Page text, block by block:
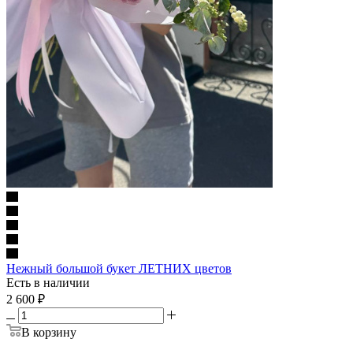
Нежный большой букет ЛЕТНИХ цветов
Есть в наличии
2 600 ₽
В корзину